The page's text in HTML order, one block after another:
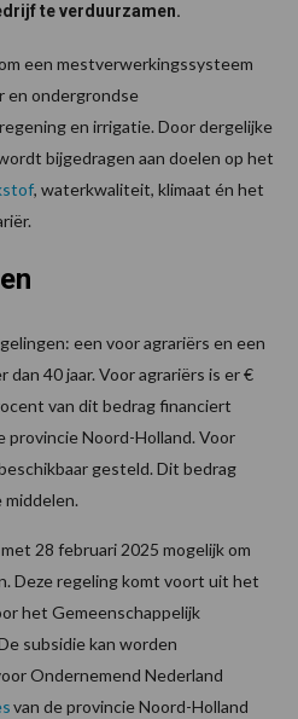
te verduurzamen.
een mestverwerkingssysteem
en ondergrondse
en irrigatie. Door dergelijke
bijgedragen aan doelen op het
, waterkwaliteit, klimaat én het
een voor agrariërs en een
40 jaar. Voor agrariërs is er €
van dit bedrag financiert
provincie Noord-Holland. Voor
gesteld. Dit bedrag
28 februari 2025 mogelijk om
Deze regeling komt voort uit het
het Gemeenschappelijk
subsidie kan worden
Ondernemend Nederland
van de provincie Noord-Holland